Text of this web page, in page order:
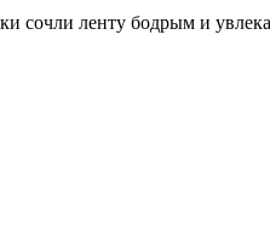
сочли ленту бодрым и